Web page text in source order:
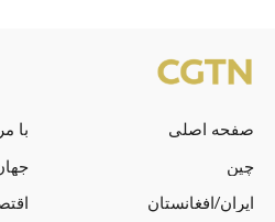
صفحه اصلی
با
چین
ایران/افغانستان